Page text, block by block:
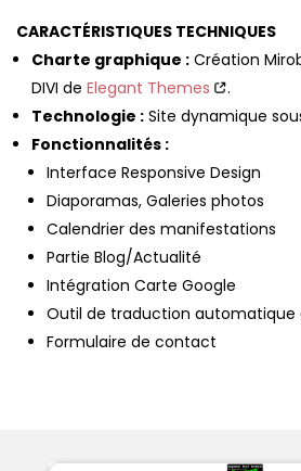
CARACTÉRISTIQUES TECHNIQUES
Charte graphique : Création
DIVI de Elegant Themes
.
Technologie : Site dynamique
Fonctionnalités :
Interface Responsive Design
Diaporamas, Galeries photos
Calendrier des manifestations
Partie Blog/Actualité
Intégration Carte Google
Outil de traduction automatique
Formulaire de contact